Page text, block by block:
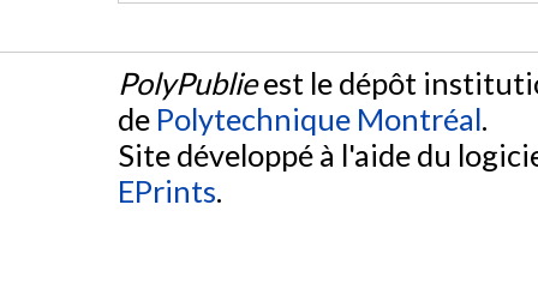
PolyPublieest le dépôt
de Polytechnique Montréal.
Site développé à l'aide du
EPrints.